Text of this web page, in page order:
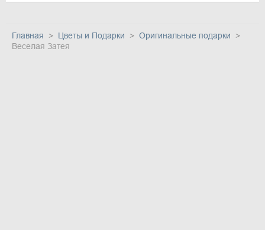
Главная Цветы и Подарки
Оригинальные подарки
Веселая Затея